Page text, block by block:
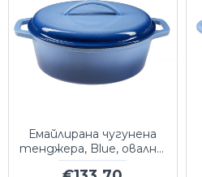
Емайлирана чугунена
тенджера, Blue, овална,
33x27см